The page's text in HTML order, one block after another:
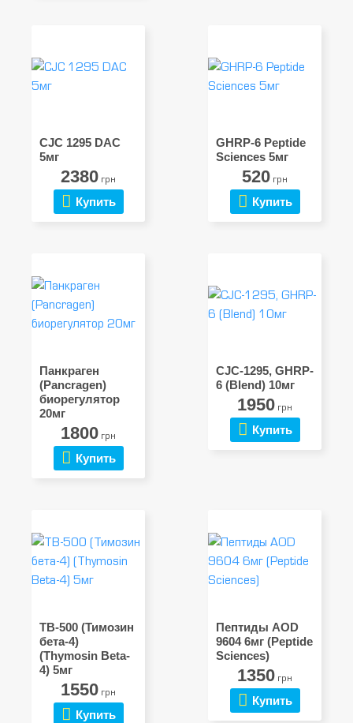
CJC 1295 DAC
5мг
2380 грн
Купить
GHRP-6 Peptide
Sciences 5мг
520 грн
Купить
Панкраген
(Pancragen)
биорегулятор
20мг
1800 грн
Купить
CJC-1295, GHRP-
6 (Blend) 10мг
1950 грн
Купить
TB-500 (Тимозин
бета-4)
(Thymosin Beta-
4) 5мг
1550 грн
Купить
Пептиды AOD
9604 6мг (Peptide
Sciences)
1350 грн
Купить